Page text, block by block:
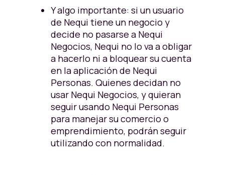
Y algo importante: si un usuario
de Nequi tiene un negocio y
decide no pasarse a Nequi
Negocios, Nequi no lo va a obligar
a hacerlo ni a bloquear su cuenta
en la aplicación de Nequi
Personas. Quienes decidan no
usar Nequi Negocios, y quieran
seguir usando Nequi Personas
para manejar su comercio o
emprendimiento, podrán seguir
utilizando con normalidad.